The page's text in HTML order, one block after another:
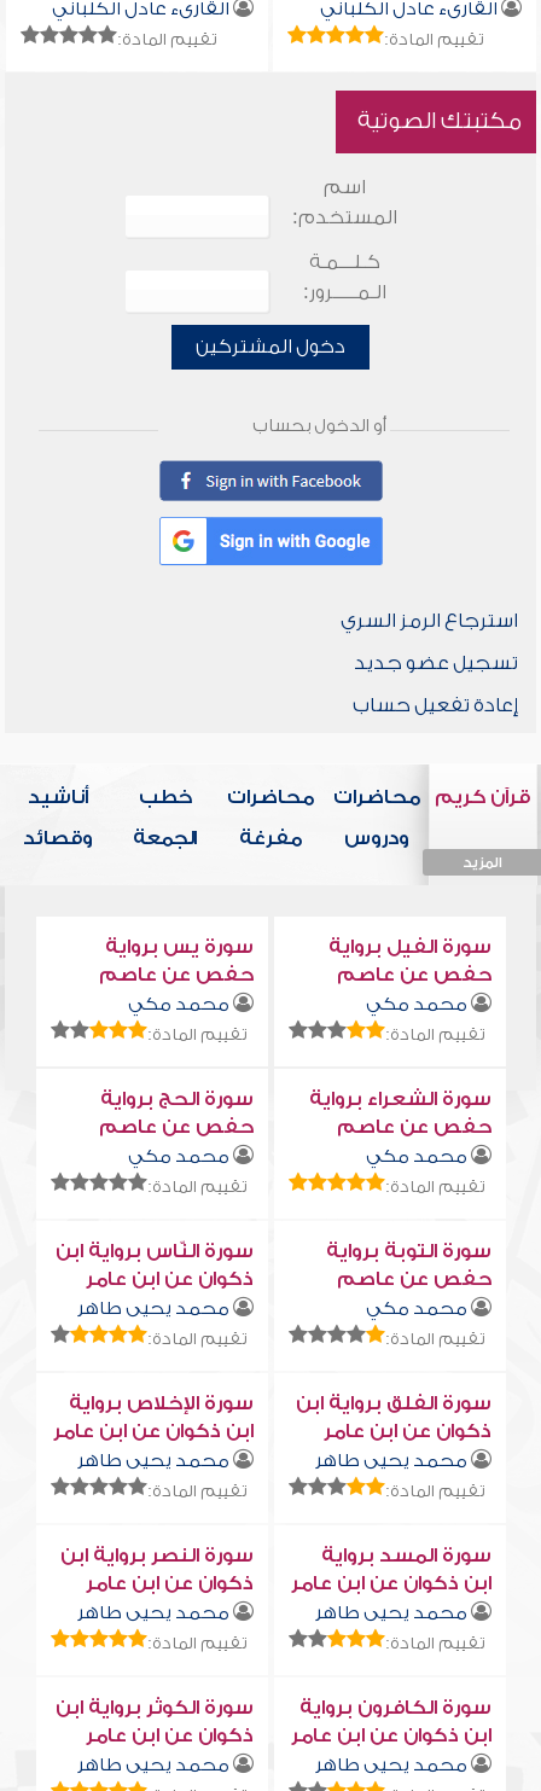
القارىء عادل الكلباني
تقييم المادة:
القارىء عادل الكلباني
تقييم المادة:
مكتبتك الصوتية
اسم
المستخدم:
كـلـــمـة
الـمـــــرور:
دخول المشتركين
أو الدخول بحساب
استرجاع الرمز السري
تسجيل عضو جديد
إعادة تفعيل حساب
قرآن كريم
المزيد
محاضرات
ودروس
محاضرات
مفرغة
خطب
الجمعة
أناشيد
وقصائد
سورة الفيل برواية
حفص عن عاصم
محمد مكي
تقييم المادة:
سورة يس برواية
حفص عن عاصم
محمد مكي
تقييم المادة:
سورة الشعراء برواية
حفص عن عاصم
محمد مكي
تقييم المادة:
سورة الحج برواية
حفص عن عاصم
محمد مكي
تقييم المادة:
سورة التوبة برواية
حفص عن عاصم
محمد مكي
تقييم المادة:
سورة النّاس برواية ابن
ذكوان عن ابن عامر
محمد يحيى طاهر
تقييم المادة:
سورة الفلق برواية ابن
ذكوان عن ابن عامر
محمد يحيى طاهر
تقييم المادة:
سورة الإخلاص برواية
ابن ذكوان عن ابن عامر
محمد يحيى طاهر
تقييم المادة:
سورة المسد برواية
ابن ذكوان عن ابن عامر
محمد يحيى طاهر
تقييم المادة:
سورة النصر برواية ابن
ذكوان عن ابن عامر
محمد يحيى طاهر
تقييم المادة:
سورة الكافرون برواية
ابن ذكوان عن ابن عامر
محمد يحيى طاهر
سورة الكوثر برواية ابن
ذكوان عن ابن عامر
محمد يحيى طاهر